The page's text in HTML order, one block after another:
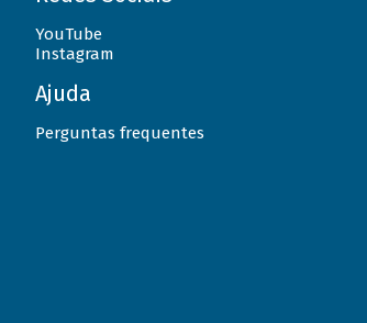
YouTube
Instagram
Ajuda
Perguntas frequentes